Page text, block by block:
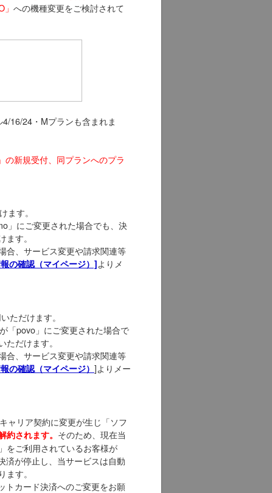
への機種変更をご検討されて
16/24・Mプランも含まれま
新規受付、同プランへのプラ
ます。
」にご変更された場合でも、決
す。
合、サービス変更や請求関連等
の確認（マイページ）]よりメ
ただけます。
「povo」にご変更された場合で
だけます。
合、サービス変更や請求関連等
の確認（マイページ） ]よりメー
ャリア契約に変更が生じ「ソフ
約されます。 そのため、現在当
をご利用されているお客様が
済が停止し、当サービスは自動
す。
トカード決済へのご変更をお願